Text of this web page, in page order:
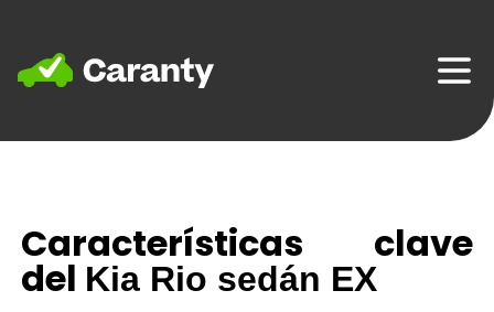
Home
Características clave
del Kia Rio sedán EX